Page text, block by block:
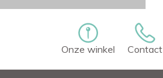
Onze winkel Contact